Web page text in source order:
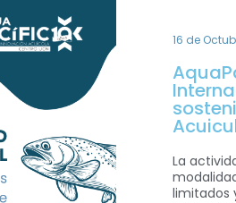
16 de
La
limitados